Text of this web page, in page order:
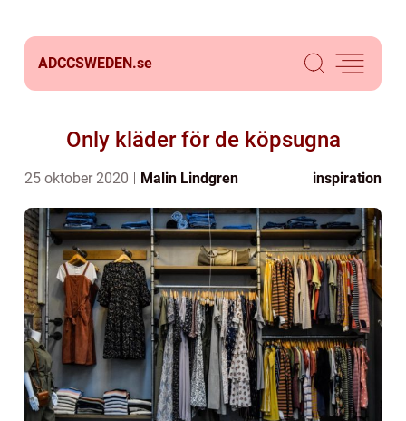
ADCCSWEDEN.se
Only kläder för de köpsugna
25 oktober 2020 Malin Lindgren inspiration